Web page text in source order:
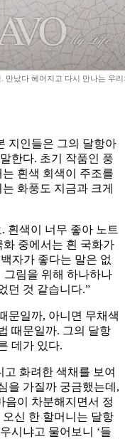
났다 헤어지고 다시 만나는 우
지인들은 그의 달항아
한다. 초기 작품인 풍
흰색 회색이 주조를
화풍도 지금과 크게
흰색이 너무 좋아 노트
화 중에서는 흰 국화가
자가 좋다는 말은 없
그림을 위해 하나하나
던 것 같습니다.”
문일까, 아니면 무채색
때문일까. 그의 달항
데가 있다.
화려한 색채를 보여
을 가질까 궁금했는데,
음이 차분해지면서 정
신 한 할머니는 달항
시냐고 물어보니 ‘들